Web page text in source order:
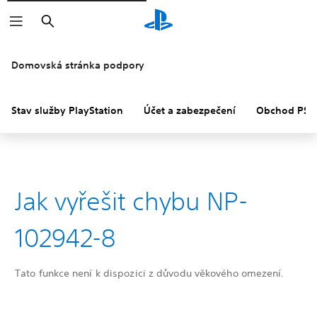
Vyhledat
Domovská stránka podpory
Stav služby PlayStation Účet a zabezpečení Obchod PS
Jak vyřešit chybu NP-
102942-8
Tato funkce není k dispozici z důvodu věkového omezení.